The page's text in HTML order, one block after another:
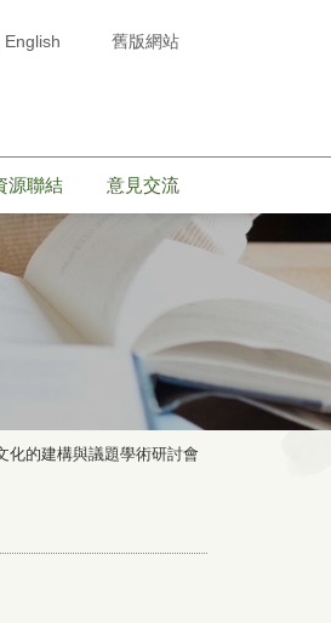
English 舊版網站
源聯結 意見交流
化的建構與議題學術研討會